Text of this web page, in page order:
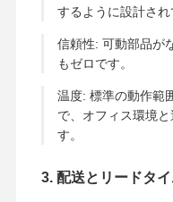
するように設計され
信頼性: 可動部品が
もゼロです。
温度: 標準の動作
で、オフィス環境
す。
3. 配送とリードタイ